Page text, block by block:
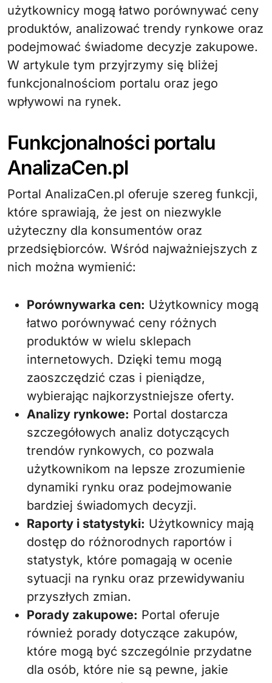
użytkownicy mogą łatwo porównywać ceny
produktów, analizować trendy rynkowe oraz
podejmować świadome decyzje zakupowe.
W artykule tym przyjrzymy się bliżej
funkcjonalnościom portalu oraz jego
wpływowi na rynek.
Funkcjonalności portalu
AnalizaCen.pl
Portal AnalizaCen.pl oferuje szereg funkcji,
które sprawiają, że jest on niezwykle
użyteczny dla konsumentów oraz
przedsiębiorców. Wśród najważniejszych z
nich można wymienić:
Porównywarka cen: Użytkownicy mogą
łatwo porównywać ceny różnych
produktów w wielu sklepach
internetowych. Dzięki temu mogą
zaoszczędzić czas i pieniądze,
wybierając najkorzystniejsze oferty.
Analizy rynkowe: Portal dostarcza
szczegółowych analiz dotyczących
trendów rynkowych, co pozwala
użytkownikom na lepsze zrozumienie
dynamiki rynku oraz podejmowanie
bardziej świadomych decyzji.
Raporty i statystyki: Użytkownicy mają
dostęp do różnorodnych raportów i
statystyk, które pomagają w ocenie
sytuacji na rynku oraz przewidywaniu
przyszłych zmian.
Porady zakupowe: Portal oferuje
również porady dotyczące zakupów,
które mogą być szczególnie przydatne
dla osób, które nie są pewne, jakie